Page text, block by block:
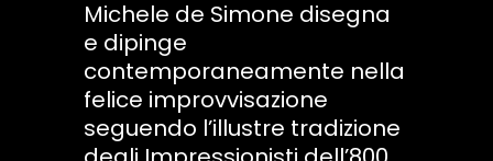
Michele de Simone disegna
e dipinge
contemporaneamente nella
felice improvvisazione
seguendo l’illustre tradizione